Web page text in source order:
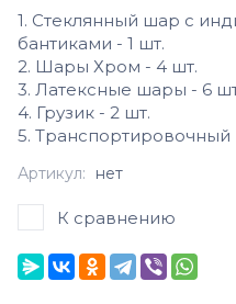
1. Стеклянный шар с
бантиками - 1 шт.
2. Шары Хром - 4 шт.
3. Латексные шары - 6
4. Грузик - 2 шт.
5. Транспортировочный
Артикул: нет
К сравнению